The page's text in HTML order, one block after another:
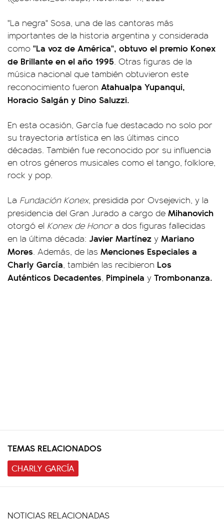
"La negra" Sosa, una de las cantoras más
importantes de la historia argentina y considerada
como "La voz de América", obtuvo el premio Konex
de Brillante en el año 1995. Otras figuras de la
música nacional que también obtuvieron este
reconocimiento fueron Atahualpa Yupanqui,
Horacio Salgán y Dino Saluzzi.
En esta ocasión, García fue destacado no solo por
su trayectoria artística en las últimas cinco
décadas. También fue reconocido por su influencia
en otros géneros musicales como el tango, folklore,
rock y pop.
La Fundación Konex, presidida por Ovsejevich, y la
presidencia del Gran Jurado a cargo de Mihanovich
otorgó el Konex de Honora dos figuras fallecidas
en la última década: Javier Martínez y Mariano
Mores. Además, de las Menciones Especiales a
Charly García, también las recibieron Los
Auténticos Decadentes, Pimpinela y Trombonanza.
TEMAS RELACIONADOS
CHARLY GARCÍA
NOTICIAS RELACIONADAS